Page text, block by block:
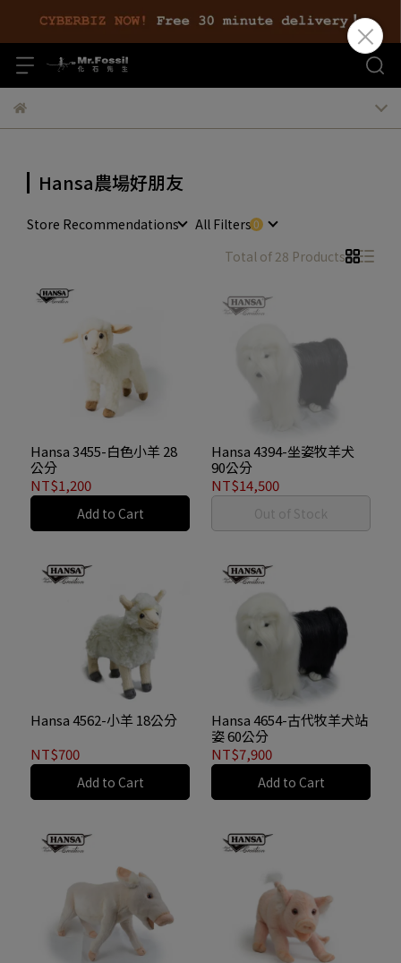
Hansa農場好朋友
Store Recommendations
All Filters
Total of 28 Products
Hansa 3455-白色小羊 28
公分
NT$1,200
Add to Cart
Hansa 4394-坐姿牧羊犬
90公分
NT$14,500
Out of Stock
Hansa 4562-小羊 18公分
NT$700
Add to Cart
Hansa 4654-古代牧羊犬站
姿 60公分
NT$7,900
Add to Cart